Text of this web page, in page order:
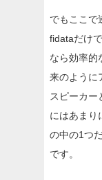
でもここで
fidataだけ
なら効率的
来のように
スピーカー
にはあまり
の中の1つ
です。